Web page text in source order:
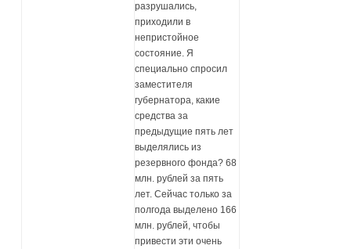
разрушались,
приходили в
непристойное
состояние. Я
специально спросил
заместителя
губернатора, какие
средства за
предыдущие пять лет
выделялись из
резервного фонда? 68
млн. рублей за пять
лет. Сейчас только за
полгода выделено 166
млн. рублей, чтобы
привести эти очень